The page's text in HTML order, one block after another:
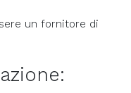
un fornitore di